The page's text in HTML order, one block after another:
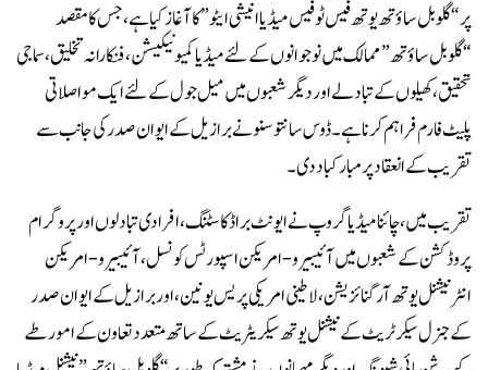
پر “گلوبل ساؤتھ یوتھ فیس ٹو فیس میڈیا انیشی ایٹو ” کا آغاز کیا ہے، جس کا مقصد
“گلوبل ساؤتھ” ممالک میں نوجوانوں کے لئے میڈیا کمیونیکیشن، فنکارانہ تخلیق، سماجی
تحقیق، کھیلوں کے تبادلے اور دیگر شعبوں میں میل جول کے لئے ایک مواصلاتی
پلیٹ فارم فراہم کرنا ہے۔ ڈوس سانتوسنو نے برازیل کے ایوان صدر کی جانب سے
تقریب کے انعقاد پر مبارکباد دی۔
تقریب میں ، چائنا میڈیا گروپ نے ایونٹ براڈکاسٹنگ ، افرادی تبادلوں اور پروگرام
پروڈکشن کے شعبوں میں آئیبیرو -امریکن اسپورٹس کونسل ، آئیبیرو -امریکن
انٹرنیشنل یوتھ آرگنائزیشن ، لاطینی امریکی پریس یونین ، اور برازیل کے ایوان صدر
کے جنرل سیکرٹریٹ کے نیشنل یوتھ سیکریٹریٹ کے ساتھ متعدد تعاون کے امور طے